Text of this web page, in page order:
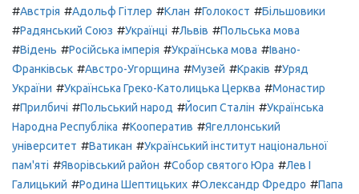
#Австрія #Адольф Гітлер #Клан #Голокост #Більшовики
#Радянський Союз #Українці #Львів #Польська мова
#Відень #Російська імперія #Українська мова #Івано-
Франківськ #Австро-Угорщина #Музей #Краків #Уряд
України #Українська Греко-Католицька Церква #Монастир
#Прилбичі #Польський народ #Йосип Сталін #Українська
Народна Республіка #Кооператив #Ягеллонський
університет #Ватикан #Український інститут національної
пам'яті #Яворівський район #Собор святого Юра #Лев І
Галицький #Родина Шептицьких #Олександр Фредро #Папа